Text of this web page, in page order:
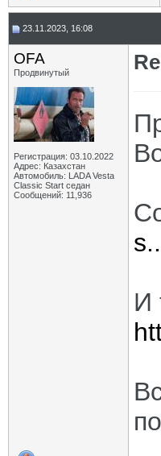
23.11.2023, 16:08
OFA
Продвинутый
Регистрация: 03.10.2022
Адрес: Казахстан
Автомобиль: LADA Vesta
Classic Start седан
Сообщений: 11,936
И